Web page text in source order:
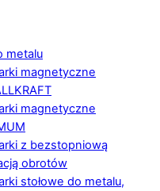
metalu
magnetyczne
magnetyczne
z bezstopniową
obrotów
stołowe do metalu,